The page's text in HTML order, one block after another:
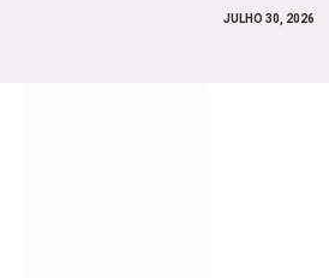
JULHO 30, 2026